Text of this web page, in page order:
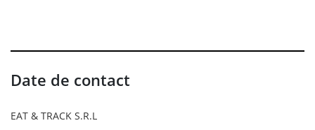
Date de contact
EAT & TRACK S.R.L